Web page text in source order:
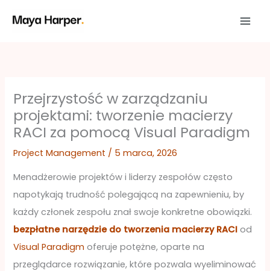
Przejrzystość w zarządzaniu
projektami: tworzenie macierzy
RACI za pomocą Visual Paradigm
Project Management / 5 marca, 2026
Menadżerowie projektów i liderzy zespołów często
napotykają trudność polegającą na zapewnieniu, by
każdy członek zespołu znał swoje konkretne obowiązki.
bezpłatne narzędzie do tworzenia macierzy RACI od
Visual Paradigm oferuje potężne, oparte na
przeglądarce rozwiązanie, które pozwala wyeliminować